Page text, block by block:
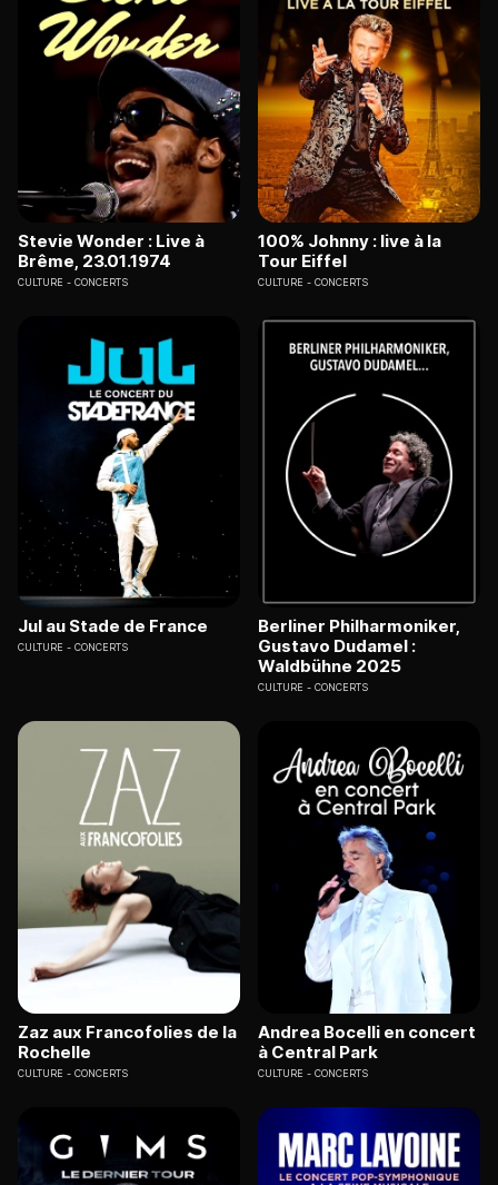
n° 1 en ré majeur de Schubert ; Bomsori Kim,
Alexandra Conunova, Léa Hennino, Astrig
Siranossian, Maroussia Gentet et Lucile Dollat font
résonner la valse Roses du Sud de Johann Strauss
II, dans la transcription pour harmonium, p
Stevie Wonder : Live à
Brême, 23.01.1974
CULTURE CONCERTS
100% Johnny : live à la
Tour Eiffel
CULTURE CONCERTS
Jul au Stade de France
CULTURE CONCERTS
Berliner Philharmoniker,
Gustavo Dudamel :
Waldbühne 2025
CULTURE CONCERTS
Zaz aux Francofolies de la
Rochelle
CULTURE CONCERTS
Andrea Bocelli en concert
à Central Park
CULTURE CONCERTS